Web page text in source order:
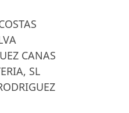
CANAS
SL